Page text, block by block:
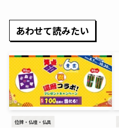
あわせて読みたい
位牌・仏壇・仏具